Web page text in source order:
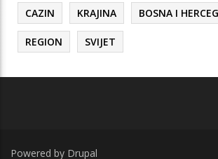
CAZIN KRAJINA BOSNA I
REGION SVIJET
Powered by Drupal